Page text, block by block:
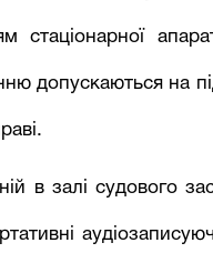
стаціонарної
допускаються на
в залі судового